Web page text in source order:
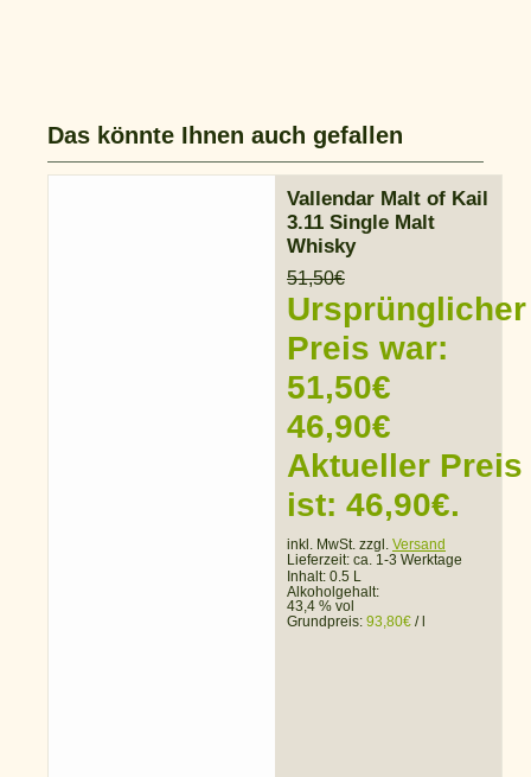
Das könnte Ihnen auch gefallen
Vallendar Malt of Kail
3.11 Single Malt
Whisky
51,50€
Ursprünglicher
Preis war:
51,50€
46,90€
Aktueller Preis
ist: 46,90€.
inkl. MwSt. zzgl. Versand
Lieferzeit: ca. 1-3 Werktage
Inhalt: 0.5 L
Alkoholgehalt:
43,4 % vol
Grundpreis: 93,80€ /